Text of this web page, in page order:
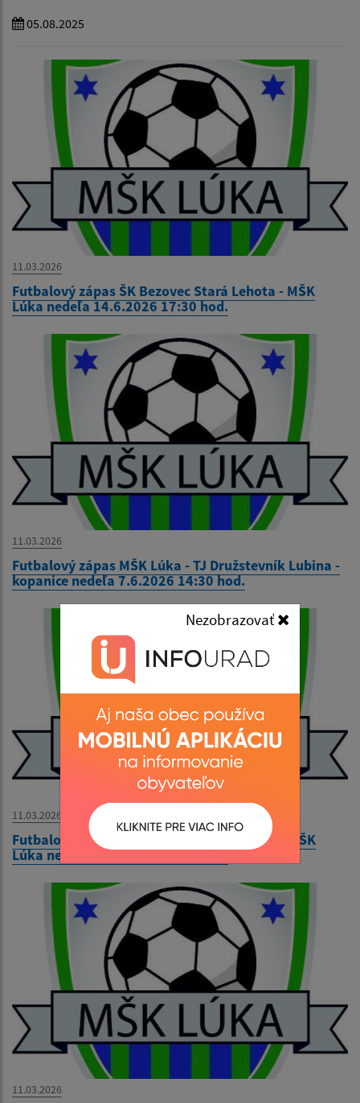
05.08.2025
11.03.2026
Futbalový zápas ŠK Bezovec Stará Lehota - MŠK
Lúka nedeľa 14.6.2026 17:30 hod.
11.03.2026
Futbalový zápas MŠK Lúka - TJ Družstevník Lubina -
kopanice nedeľa 7.6.2026 14:30 hod.
11.03.2026
Futbalový zápas TJ Družstevník Považany - MŠK
Lúka nedeľa 31.5.2026 17:30 hod.
11.03.2026
Nezobrazovať